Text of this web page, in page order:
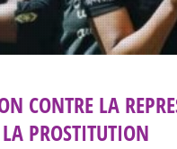
CONTRE LA
LA PROSTITUTION